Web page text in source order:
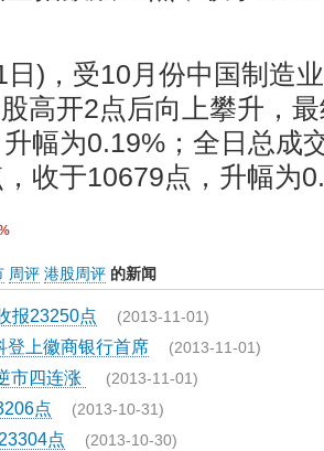
日)，受10月份中国制造
高开2点后向上攀升，
幅为0.19%；全日总成
收于10679点，升幅为
周评 港股周评 的新闻
报23250点 (2013-11-01)
登上徽商银行首席 (2013-11-01)
市四连涨 (2013-11-01)
点 (2013-10-31)
点 (2013-10-30)